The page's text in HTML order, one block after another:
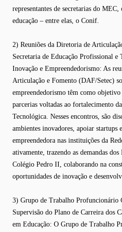
representantes de secretarias do
educação – entre elas, o Conif.
2) Reuniões da Diretoria de
Secretaria de Educação Profissional e
Inovação e Empreendedorismo: As
Articulação e Fomento (DAF/Setec)
empreendedorismo têm como
parcerias voltadas ao fortalecimento
Tecnológica. Nesses encontros, são
ambientes inovadores, apoiar startups
empreendedora nas instituições da
ativamente, trazendo as demandas
Colégio Pedro II, colaborando na
oportunidades de inovação e
3) Grupo de Trabalho Profuncionário
Supervisão do Plano de Carreira dos
em Educação: O Grupo de Trabalho